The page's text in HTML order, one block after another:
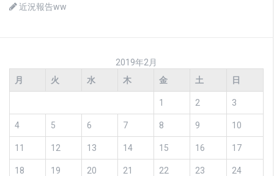
近況報告ww
2019年2月
月
火 水 木 金 土 日
1 2 3
4 5 6 7 8 9 10
11 12 13 14 15 16 17
18 19 20 21 22 23 24